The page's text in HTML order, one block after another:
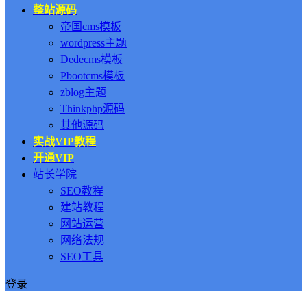
整站源码
帝国cms模板
wordpress主题
Dedecms模板
Pbootcms模板
zblog主题
Thinkphp源码
其他源码
实战VIP教程
开通VIP
站长学院
SEO教程
建站教程
网站运营
网络法规
SEO工具
登录